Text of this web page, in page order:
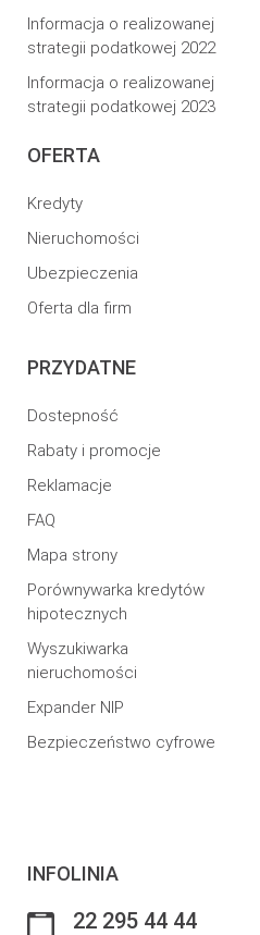
Informacja o realizowanej
strategii podatkowej 2022
Informacja o realizowanej
strategii podatkowej 2023
OFERTA
Kredyty
Nieruchomości
Ubezpieczenia
Oferta dla firm
PRZYDATNE
Dostepność
Rabaty i promocje
Reklamacje
FAQ
Mapa strony
Porównywarka kredytów
hipotecznych
Wyszukiwarka
nieruchomości
Expander NIP
Bezpieczeństwo cyfrowe
INFOLINIA
22 295 44 44